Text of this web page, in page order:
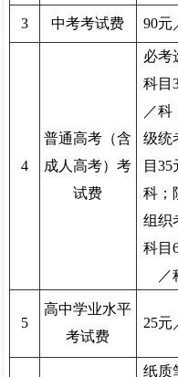
3 中考考试费 90元
4
普通高考（含
成人高考）考
试费
必考
科目
／科
级统
目35
科；
组织
科目
／
5
高中学业水平
考试费
25元
纸质